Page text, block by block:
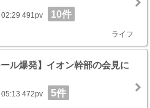
491pv 10件
ライフ
ル爆発】イオン幹部の会見に
472pv 5件